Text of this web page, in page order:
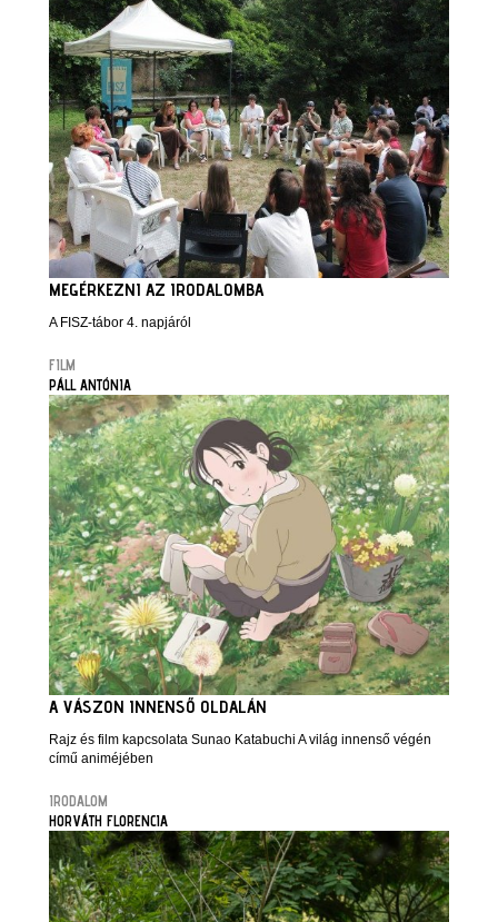
MEGÉRKEZNI AZ IRODALOMBA
A FISZ-tábor 4. napjáról
FILM
PÁLL ANTÓNIA
A VÁSZON INNENSŐ OLDALÁN
Rajz és film kapcsolata Sunao Katabuchi A világ innenső végén
című animéjében
IRODALOM
HORVÁTH FLORENCIA